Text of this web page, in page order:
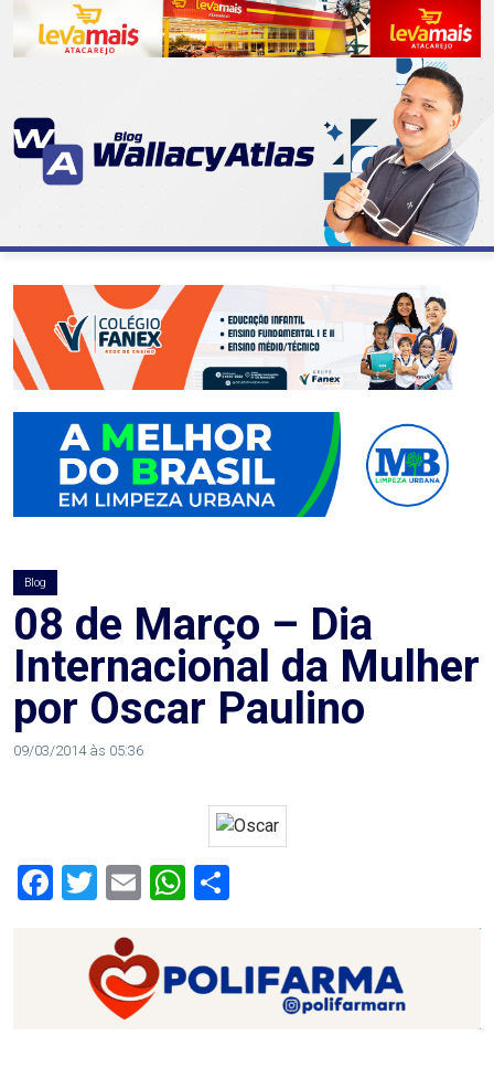
07
DE
ABASTECIMENTO
AÇÃO
SOCIAL
ADMINISTRAÇÃO
AGOSTO
ALEGRIA
ALRN
ANIVERSARIANTE
PARLAMENTAR
ARTIGO
ASSEMBLEIA
Blog
08 de Março – Dia
Internacional da Mulher
por Oscar Paulino
09/03/2014 às 05:36
Facebook
Twitter
EmailWhatsApp